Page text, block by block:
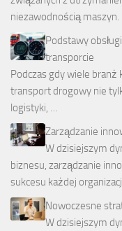
niezawodnością
Podstawy
transporcie
Podczas gdy wiele branż
transport drogowy nie
logistyki, …
Zarządzanie
W dzisiejszym
biznesu, zarządzanie
sukcesu każdej
Nowoczesne
W dzisiejszym